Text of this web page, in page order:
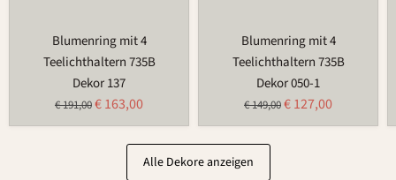
Blumenring mit 4
Teelichthaltern 735B
Dekor 137
Ursprünglicher
€ 191,00Aktueller
Preis
€ 163,00
Blumenring mit 4
Teelichthaltern 735B
Dekor 050-1
Ursprünglicher
€ 149,00Aktueller
Preis
€ 127,00
Alle Dekore anzeigen